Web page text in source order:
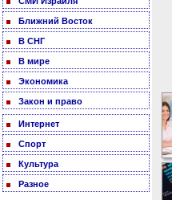
Ближний Восток
В СНГ
В мире
Экономика
Закон и право
Интернет
Спорт
Культура
Разное